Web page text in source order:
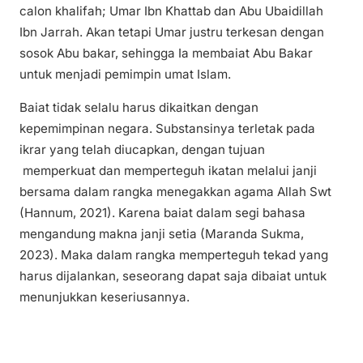
calon khalifah; Umar Ibn Khattab dan Abu Ubaidillah
Ibn Jarrah. Akan tetapi Umar justru terkesan dengan
sosok Abu bakar, sehingga Ia membaiat Abu Bakar
untuk menjadi pemimpin umat Islam.
Baiat tidak selalu harus dikaitkan dengan
kepemimpinan negara. Substansinya terletak pada
ikrar yang telah diucapkan, dengan tujuan
memperkuat dan memperteguh ikatan melalui janji
bersama dalam rangka menegakkan agama Allah Swt
(Hannum, 2021). Karena baiat dalam segi bahasa
mengandung makna janji setia (Maranda Sukma,
2023). Maka dalam rangka memperteguh tekad yang
harus dijalankan, seseorang dapat saja dibaiat untuk
menunjukkan keseriusannya.